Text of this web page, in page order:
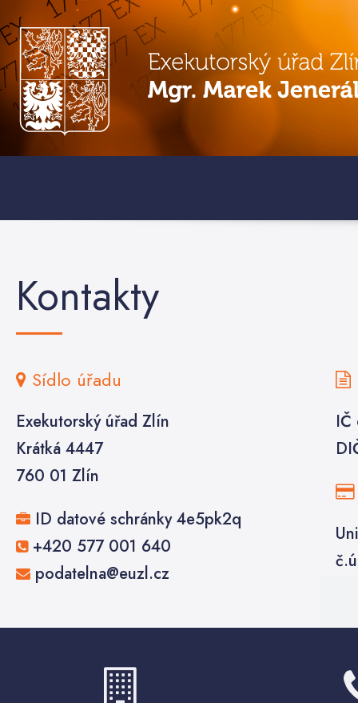
Kontakty
Sídlo úřadu
Exekutorský úřad Zlín
Krátká 4447
760 01 Zlín
ID datové schránky 4e5pk2q
+420 577 001 640
podatelna@euzl.cz
IČ